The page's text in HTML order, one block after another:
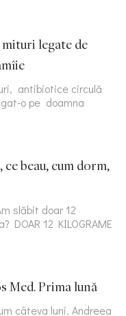
legate de
antibiotice circulă
o pe doamna
beau, cum dorm,
slăbit doar 12
DOAR 12 KILOGRAME
Med. Prima lună
câteva luni. Andreea